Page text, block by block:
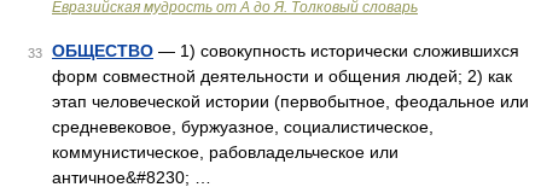
Евразийская мудрость от А до Я. Толковый словарь
33 ОБЩЕСТВО — 1) совокупность исторически сложившихся
форм совместной деятельности и общения людей; 2) как
этап человеческой истории (первобытное, феодальное или
средневековое, буржуазное, социалистическое,
коммунистическое, рабовладельческое или
античное&#8230; …